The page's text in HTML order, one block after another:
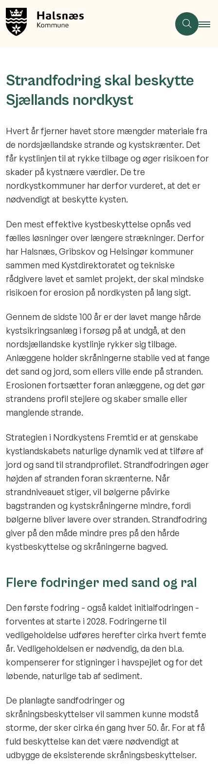
Strandfodring skal beskytte
Sjællands nordkyst
Hvert år fjerner havet store mængder materiale fra
de nordsjællandske strande og kystskrænter. Det
får kystlinjen til at rykke tilbage og øger risikoen for
skader på kystnære værdier. De tre
nordkystkommuner har derfor vurderet, at det er
nødvendigt at beskytte kysten.
Den mest effektive kystbeskyttelse opnås ved
fælles løsninger over længere strækninger. Derfor
har Halsnæs, Gribskov og Helsingør kommuner
sammen med Kystdirektoratet og tekniske
rådgivere lavet et samlet projekt, der skal mindske
risikoen for erosion på nordkysten på lang sigt.
Gennem de sidste 100 år er der lavet mange hårde
kystsikringsanlæg i forsøg på at undgå, at den
nordsjællandske kystlinje rykker sig tilbage.
Anlæggene holder skråningerne stabile ved at fange
det sand og jord, som ellers ville ende på stranden.
Erosionen fortsætter foran anlæggene, og det gør
strandens profil stejlere og skaber smalle eller
manglende strande.
Strategien i Nordkystens Fremtid er at genskabe
kystlandskabets naturlige dynamik ved at tilføre af
jord og sand til strandprofilet. Strandfodringen øger
højden af stranden foran skrænterne. Når
strandniveauet stiger, vil bølgerne påvirke
bagstranden og kystskråningerne mindre, fordi
bølgerne bliver lavere over stranden. Strandfodring
giver på den måde mindre pres på den hårde
kystbeskyttelse og skråningerne bagved.
Flere fodringer med sand og ral
Den første fodring - også kaldet initialfodringen -
forventes at starte i 2028. Fodringerne til
vedligeholdelse udføres herefter cirka hvert femte
år. Vedligeholdelsen er nødvendig, da den bl.a.
kompenserer for stigninger i havspejlet og for det
løbende, naturlige tab af sediment.
De planlagte sandfodringer og
skråningsbeskyttelser vil sammen kunne modstå
storme, der sker cirka én gang hver 50. år. For at få
fuld beskyttelse kan det være nødvendigt at
udbygge de eksisterende skråningsbeskyttelser.